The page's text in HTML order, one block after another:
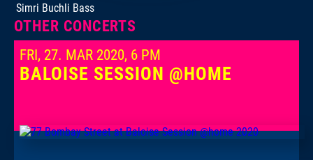
Simri Buchli Bass
OTHER CONCERTS
FRI, 27. MAR 2020, 6 PM
BALOISE SESSION @HOME